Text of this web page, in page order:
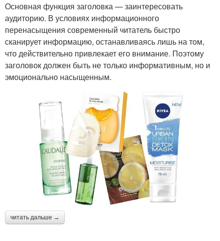
Основная функция заголовка — заинтересовать
аудиторию. В условиях информационного
перенасыщения современный читатель быстро
сканирует информацию, останавливаясь лишь на том,
что действительно привлекает его внимание. Поэтому
заголовок должен быть не только информативным, но и
эмоционально насыщенным.
читать дальше →